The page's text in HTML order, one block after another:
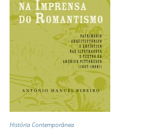
História Contemporânea